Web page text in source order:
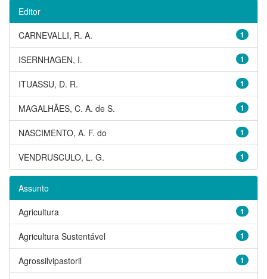
Editor
1
CARNEVALLI, R. A.
1
ISERNHAGEN, I.
1
ITUASSU, D. R.
1
MAGALHÃES, C. A. de S.
1
NASCIMENTO, A. F. do
1
VENDRUSCULO, L. G.
Assunto
1
Agricultura
1
Agricultura Sustentável
1
Agrossilvipastoril